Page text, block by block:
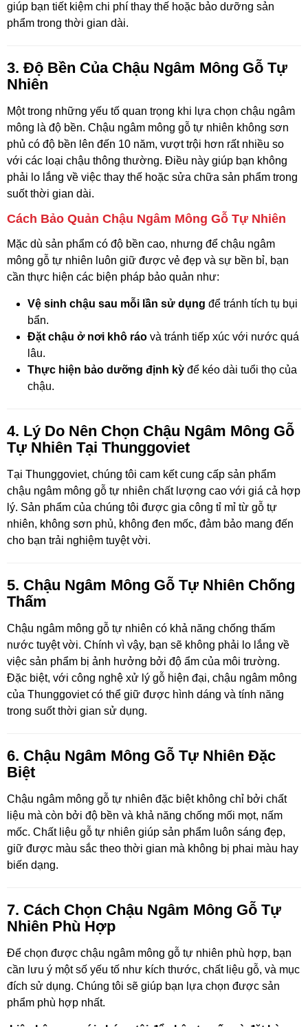
giúp bạn tiết kiệm chi phí thay thế hoặc bảo dưỡng sản
phẩm trong thời gian dài.
3. Độ Bền Của Chậu Ngâm Mông Gỗ Tự
Nhiên
Một trong những yếu tố quan trọng khi lựa chọn chậu ngâm
mông là độ bền. Chậu ngâm mông gỗ tự nhiên không sơn
phủ có độ bền lên đến 10 năm, vượt trội hơn rất nhiều so
với các loại chậu thông thường. Điều này giúp bạn không
phải lo lắng về việc thay thế hoặc sửa chữa sản phẩm trong
suốt thời gian dài.
Cách Bảo Quản Chậu Ngâm Mông Gỗ Tự Nhiên
Mặc dù sản phẩm có độ bền cao, nhưng để chậu ngâm
mông gỗ tự nhiên luôn giữ được vẻ đẹp và sự bền bỉ, bạn
cần thực hiện các biện pháp bảo quản như:
Vệ sinh chậu sau mỗi lần sử dụng để tránh tích tụ bụi
bẩn.
Đặt chậu ở nơi khô ráo và tránh tiếp xúc với nước quá
lâu.
Thực hiện bảo dưỡng định kỳ để kéo dài tuổi thọ của
chậu.
4. Lý Do Nên Chọn Chậu Ngâm Mông Gỗ
Tự Nhiên Tại Thunggoviet
Tại Thunggoviet, chúng tôi cam kết cung cấp sản phẩm
chậu ngâm mông gỗ tự nhiên chất lượng cao với giá cả hợp
lý. Sản phẩm của chúng tôi được gia công tỉ mỉ từ gỗ tự
nhiên, không sơn phủ, không đen mốc, đảm bảo mang đến
cho bạn trải nghiệm tuyệt vời.
5. Chậu Ngâm Mông Gỗ Tự Nhiên Chống
Thấm
Chậu ngâm mông gỗ tự nhiên có khả năng chống thấm
nước tuyệt vời. Chính vì vậy, bạn sẽ không phải lo lắng về
việc sản phẩm bị ảnh hưởng bởi độ ẩm của môi trường.
Đặc biệt, với công nghệ xử lý gỗ hiện đại, chậu ngâm mông
của Thunggoviet có thể giữ được hình dáng và tính năng
trong suốt thời gian sử dụng.
6. Chậu Ngâm Mông Gỗ Tự Nhiên Đặc
Biệt
Chậu ngâm mông gỗ tự nhiên đặc biệt không chỉ bởi chất
liệu mà còn bởi độ bền và khả năng chống mối mọt, nấm
mốc. Chất liệu gỗ tự nhiên giúp sản phẩm luôn sáng đẹp,
giữ được màu sắc theo thời gian mà không bị phai màu hay
biến dạng.
7. Cách Chọn Chậu Ngâm Mông Gỗ Tự
Nhiên Phù Hợp
Để chọn được chậu ngâm mông gỗ tự nhiên phù hợp, bạn
cần lưu ý một số yếu tố như kích thước, chất liệu gỗ, và mục
đích sử dụng. Chúng tôi sẽ giúp bạn lựa chọn được sản
phẩm phù hợp nhất.